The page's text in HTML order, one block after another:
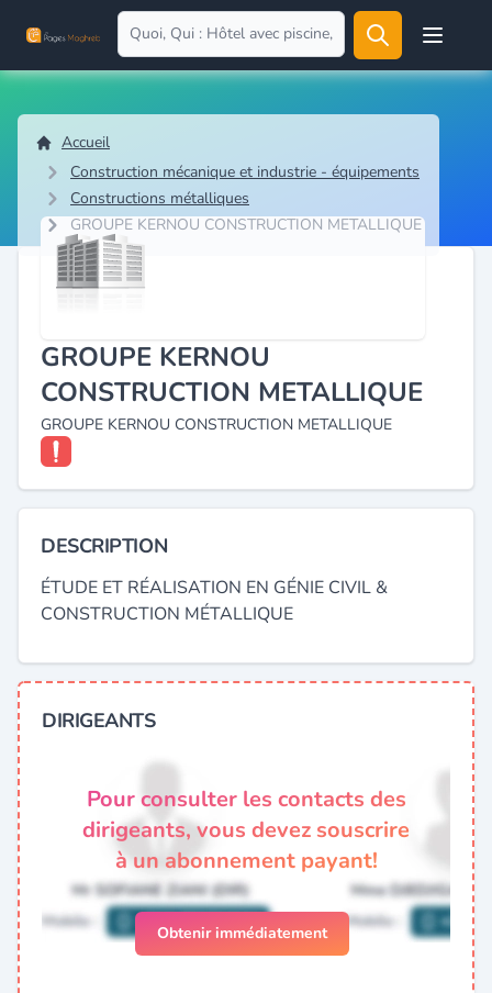
Open
Accueil
Construction mécanique et industrie - équipements
Constructions métalliques
GROUPE KERNOU CONSTRUCTION METALLIQUE
GROUPE KERNOU
CONSTRUCTION METALLIQUE
GROUPE KERNOU CONSTRUCTION METALLIQUE
DESCRIPTION
ÉTUDE ET RÉALISATION EN GÉNIE CIVIL &
CONSTRUCTION MÉTALLIQUE
DIRIGEANTS
Pour consulter les contacts des
dirigeants, vous devez souscrire
à un abonnement payant!
Obtenir immédiatement